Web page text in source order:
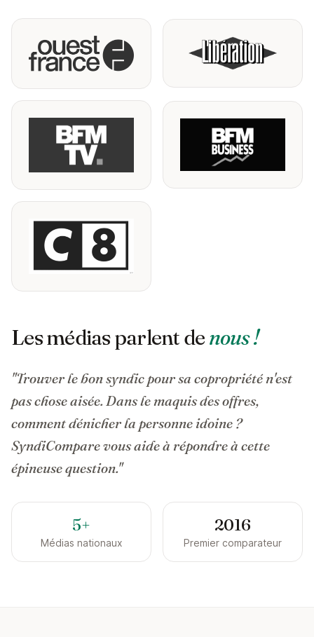
Les médias parlent denous !
"Trouver le bon syndic pour sa copropriété n'est
pas chose aisée. Dans le maquis des offres,
comment dénicher la personne idoine ?
SyndiCompare vous aide à répondre à cette
épineuse question."
5+
Médias nationaux
2016
Premier comparateur